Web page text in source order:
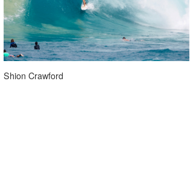
Shion Crawford